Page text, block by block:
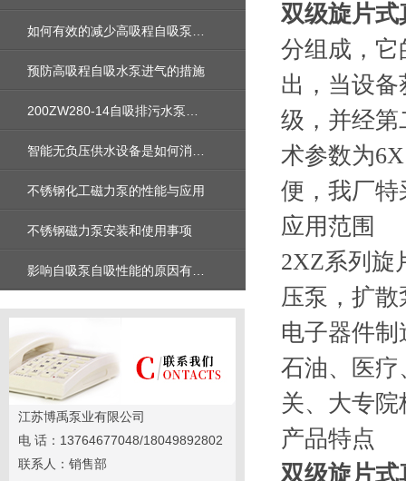
如何有效的减少高吸程自吸泵的能源损耗
预防高吸程自吸水泵进气的措施
200ZW280-14自吸排污水泵价格及外形安装尺寸性能参数曲线图
智能无负压供水设备是如何消除管网负压的?
不锈钢化工磁力泵的性能与应用
不锈钢磁力泵安装和使用事项
影响自吸泵自吸性能的原因有哪些
江苏博禹泵业有限公司
电 话：13764677048/18049892802
联系人：销售部
双级旋片式
分组成，
出，当设
级，并经
术参数为
便，我厂
应用范围
2XZ系列旋
压泵，扩
电子器件
石油、医
关、大专
产品特点
双级旋片式